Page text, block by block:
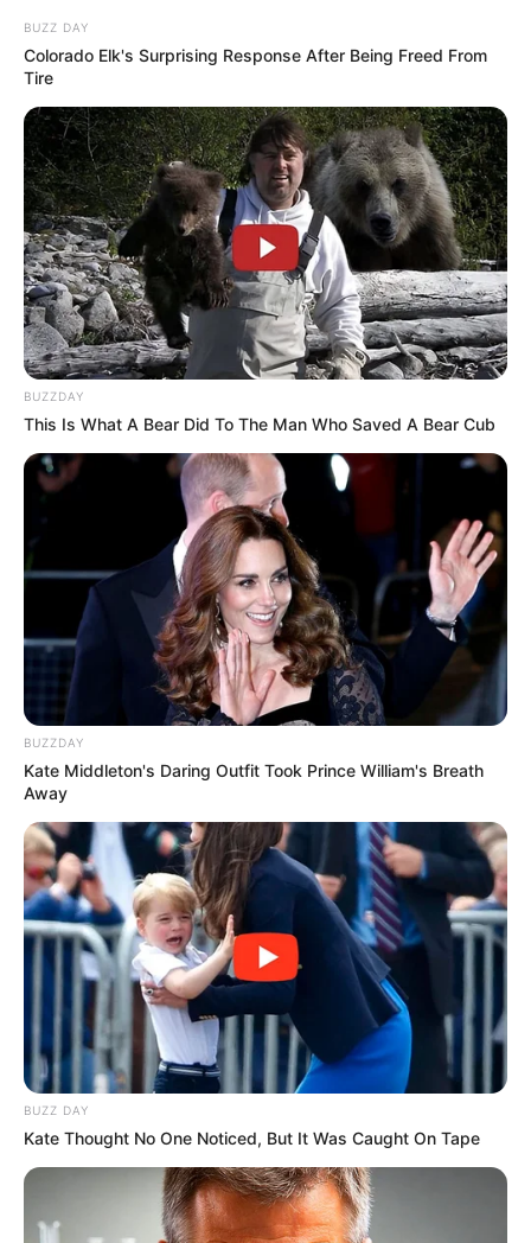
BUZZ DAY
Colorado Elk's Surprising Response After Being Freed From
Tire
BUZZDAY
This Is What A Bear Did To The Man Who Saved A Bear Cub
BUZZDAY
Kate Middleton's Daring Outfit Took Prince William's Breath
Away
BUZZ DAY
Kate Thought No One Noticed, But It Was Caught On Tape